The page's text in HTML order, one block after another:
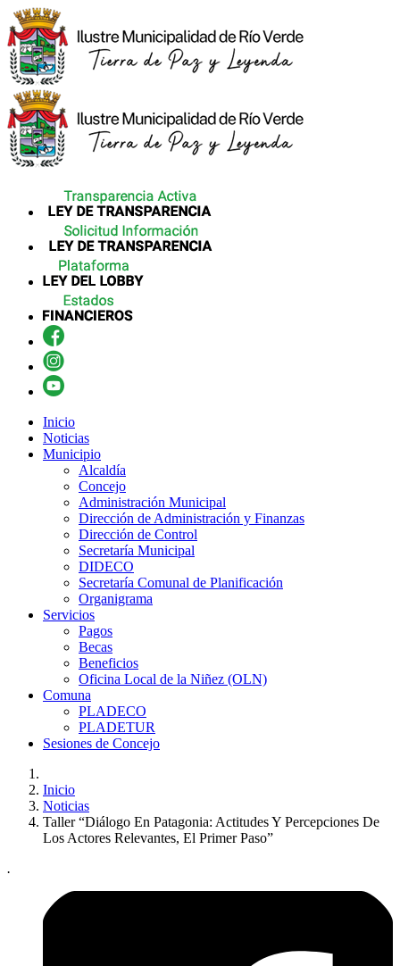
Inicio
Noticias
Municipio
Alcaldía
Concejo
Administración Municipal
Dirección de Administración y Finanzas
Dirección de Control
Secretaría Municipal
DIDECO
Secretaría Comunal de Planificación
Organigrama
Servicios
Pagos
Becas
Beneficios
Oficina Local de la Niñez (OLN)
Comuna
PLADECO
PLADETUR
Sesiones de Concejo
Inicio
Noticias
Taller “Diálogo En Patagonia: Actitudes Y Percepciones De
Los Actores Relevantes, El Primer Paso”
.